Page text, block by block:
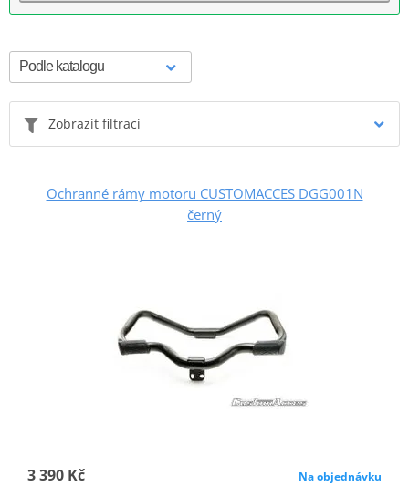
Zobrazit filtraci
Ochranné rámy motoru CUSTOMACCES DGG001N
černý
3 390 Kč Na objednávku